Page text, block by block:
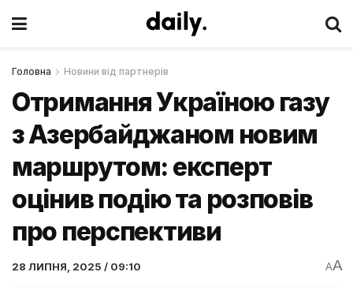
Головна Новини від партнерів
Отримання Україною газу
з Азербайджаном новим
маршрутом: експерт
оцінив подію та розповів
про перспективи
28 ЛИПНЯ, 2025 / 09:10 AA